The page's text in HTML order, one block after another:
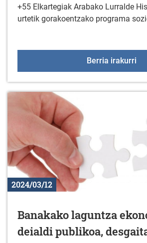
+55 Elkartegiak Arabako Lurralde
urtetik gorakoentzako programa
Berria irakurri
2024/03/12
Banakako laguntza
deialdi publikoa,